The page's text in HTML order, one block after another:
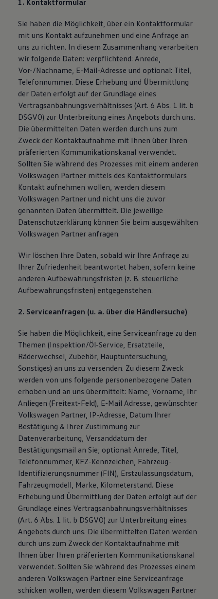
1. Kontaktformular
Sie haben die Möglichkeit, über ein Kontaktformular
mit uns Kontakt aufzunehmen und eine Anfrage an
uns zu richten. In diesem Zusammenhang verarbeiten
wir folgende Daten: verpflichtend: Anrede,
Vor-/Nachname, E-Mail-Adresse und optional: Titel,
Telefonnummer. Diese Erhebung und Übermittlung
der Daten erfolgt auf der Grundlage eines
Vertragsanbahnungsverhältnisses (Art. 6 Abs. 1 lit. b
DSGVO) zur Unterbreitung eines Angebots durch uns.
Die übermittelten Daten werden durch uns zum
Zweck der Kontaktaufnahme mit Ihnen über Ihren
präferierten Kommunikationskanal verwendet.
Sollten Sie während des Prozesses mit einem anderen
Volkswagen Partner mittels des Kontaktformulars
Kontakt aufnehmen wollen, werden diesem
Volkswagen Partner und nicht uns die zuvor
genannten Daten übermittelt. Die jeweilige
Datenschutzerklärung können Sie beim ausgewählten
Volkswagen Partner anfragen.
Wir löschen Ihre Daten, sobald wir Ihre Anfrage zu
Ihrer Zufriedenheit beantwortet haben, sofern keine
anderen Aufbewahrungsfristen (z. B. steuerliche
Aufbewahrungsfristen) entgegenstehen.
2. Serviceanfragen (u. a. über die Händlersuche)
Sie haben die Möglichkeit, eine Serviceanfrage zu den
Themen (Inspektion/Öl-Service, Ersatzteile,
Räderwechsel, Zubehör, Hauptuntersuchung,
Sonstiges) an uns zu versenden. Zu diesem Zweck
werden von uns folgende personenbezogene Daten
erhoben und an uns übermittelt: Name, Vorname, Ihr
Anliegen (Freitext-Feld), E-Mail Adresse, gewünschter
Volkswagen Partner, IP-Adresse, Datum Ihrer
Bestätigung & Ihrer Zustimmung zur
Datenverarbeitung, Versanddatum der
Bestätigungsmail an Sie; optional: Anrede, Titel,
Telefonnummer, KFZ-Kennzeichen, Fahrzeug-
Identifizierungsnummer (FIN), Erstzulassungsdatum,
Fahrzeugmodell, Marke, Kilometerstand. Diese
Erhebung und Übermittlung der Daten erfolgt auf der
Grundlage eines Vertragsanbahnungsverhältnisses
(Art. 6 Abs. 1 lit. b DSGVO) zur Unterbreitung eines
Angebots durch uns. Die übermittelten Daten werden
durch uns zum Zweck der Kontaktaufnahme mit
Ihnen über Ihren präferierten Kommunikationskanal
verwendet. Sollten Sie während des Prozesses einem
anderen Volkswagen Partner eine Serviceanfrage
schicken wollen, werden diesem Volkswagen Partner